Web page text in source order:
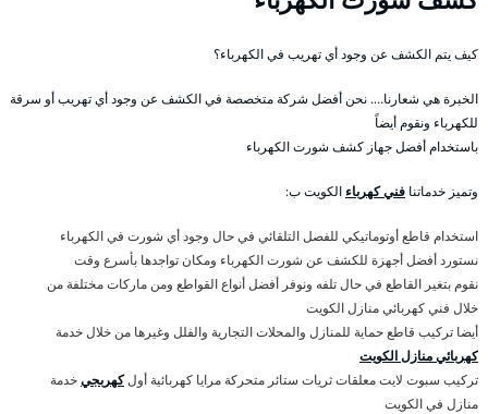
كيف يتم الكشف عن وجود أي تهريب في الكهرباء؟
الخبرة هي شعارنا…. نحن أفضل شركة متخصصة في الكشف عن وجود أي تهريب أو سرقة
للكهرباء ونقوم أيضاً
باستخدام أفضل جهاز كشف شورت الكهرباء
وتميز خدماتنا فني كهرباء الكويت ب:
استخدام قاطع أوتوماتيكي للفصل التلقائي في حال وجود أي شورت في الكهرباء
نستورد أفضل أجهزة للكشف عن شورت الكهرباء ومكان تواجدها بأسرع وقت
نقوم بتغير القاطع في حال تلفه ونوفر أفضل أنواع القواطع ومن ماركات مختلفة من
خلال فني كهربائي منازل الكويت
أيضا تركيب قاطع حماية للمنازل والمحلات التجارية والفلل وغيرها من خلال خدمة
كهربائي منازل الكويت
تركيب سبوت لايت معلقات ثريات ستائر متحركة مرايا كهربائية أولكهربجيخدمة
منازل في الكويت